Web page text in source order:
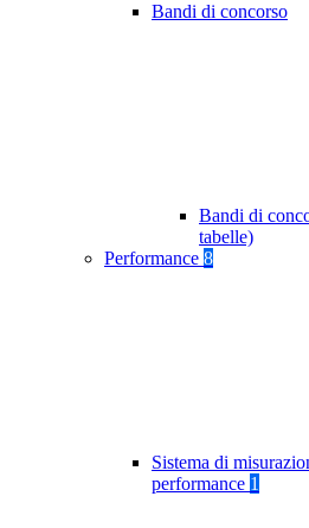
Bandi di concorso
Bandi di
tabelle)
Performance 8
Sistema di
performance 1